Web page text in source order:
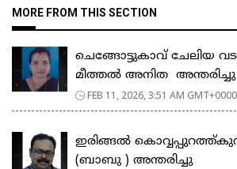
MORE FROM THIS SECTION
ചെങ്ങോട്ടുകാവ് ചേലിയ
മീത്തൽ അനിത അന്തരിച്ചു
FEB 11, 2026, 3:51 AM GMT+0000
ഇരിങ്ങൽ
(ബാബു ) അന്തരിച്ചു